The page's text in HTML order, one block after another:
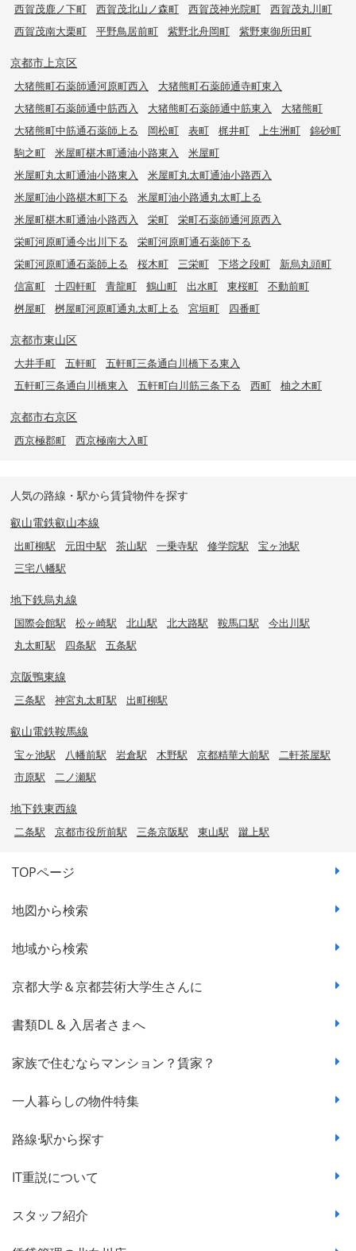
西賀茂鹿ノ下町
西賀茂北山ノ森町 西賀茂神光院町
西賀茂丸川町
西賀茂南大栗町
平野鳥居前町 紫野北舟岡町 紫野東御所田町
京都市上京区
大猪熊町石薬師通河原町西入
大猪熊町石薬師通寺町東入
大猪熊町石薬師通中筋西入
大猪熊町石薬師通中筋東入
大猪熊町
大猪熊町中筋通石薬師上る
岡松町 表町 梶井町 上生洲町
錦砂町
駒之町
米屋町椹木町通油小路東入
米屋町
米屋町丸太町通油小路東入
米屋町丸太町通油小路西入
米屋町油小路椹木町下る
米屋町油小路通丸太町上る
米屋町椹木町通油小路西入
栄町
栄町石薬師通河原西入
栄町河原町通今出川下る
栄町河原町通石薬師下る
栄町河原町通石薬師上る
桜木町 三栄町 下塔之段町
新烏丸頭町
信富町
十四軒町 青龍町 鶴山町 出水町 東桜町
不動前町
桝屋町
桝屋町河原町通丸太町上る 宮垣町 四番町
京都市東山区
大井手町 五軒町
五軒町三条通白川橋下る東入
五軒町三条通白川橋東入
五軒町白川筋三条下る 西町 柚之木町
京都市右京区
西京極郡町 西京極南大入町
人気の路線・駅から賃貸物件を探す
叡山電鉄叡山本線
出町柳駅 元田中駅 茶山駅 一乗寺駅 修学院駅
宝ヶ池駅
三宅八幡駅
地下鉄烏丸線
国際会館駅 松ヶ崎駅 北山駅 北大路駅 鞍馬口駅
今出川駅
丸太町駅
四条駅 五条駅
京阪鴨東線
三条駅 神宮丸太町駅 出町柳駅
叡山電鉄鞍馬線
宝ヶ池駅 八幡前駅 岩倉駅 木野駅 京都精華大前駅
二軒茶屋駅
市原駅
二ノ瀬駅
地下鉄東西線
二条駅 京都市役所前駅 三条京阪駅 東山駅 蹴上駅
TOPページ
地図から検索
地域から検索
京都大学＆京都芸術大学生さんに
書類DL & 入居者さまへ
家族で住むならマンション？賃家？
一人暮らしの物件特集
路線·駅から探す
IT重説について
スタッフ紹介